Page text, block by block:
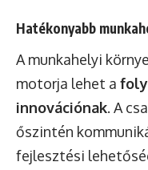
Hatékonyabb
A munkahelyi
motorja lehet a
innovációnak. A
őszintén
fejlesztési